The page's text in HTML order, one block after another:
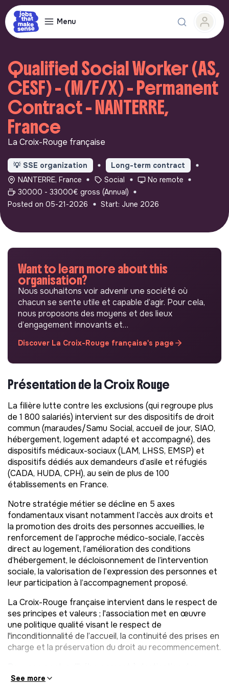
Menu
Qualified Social Worker (AS,
CESF) - (M/F/X) - Permanent
Contract - NANTERRE,
France
La Croix-Rouge française
💡 SSE organization
Long-term contract
NANTERRE, France
Social
No remote
30000 - 33000€ gross (Annual)
Posted on 05-21-2026
Start: June 2026
Want to learn more about this
organisation?
Nous souhaitons voir advenir une société où
chacun se sente utile et capable d’agir. Pour cela,
nous proposons des moyens et des lieux
d’engagement innovants et…
Discover La Croix-Rouge française's page
Présentation de la Croix Rouge
La filière lutte contre les exclusions (qui regroupe plus
de 1 800 salariés) intervient sur des dispositifs de droit
commun (maraudes/Samu Social, accueil de jour, SIAO,
hébergement, logement adapté et accompagné), des
dispositifs médicaux-sociaux (LAM, LHSS, EMSP) et
dispositifs dédiés aux demandeurs d’asile et réfugiés
(CADA, HUDA, CPH), au sein de plus de 100
établissements en France.
Notre stratégie métier se décline en 5 axes
fondamentaux visant notamment l’accès aux droits et
la promotion des droits des personnes accueillies, le
renforcement de l’approche médico-sociale, l’accès
direct au logement, l’amélioration des conditions
d’hébergement, le décloisonnement de l’intervention
sociale, la valorisation de l’expression des personnes et
leur participation à l’accompagnement proposé.
La Croix-Rouge française intervient dans le respect de
ses principes et valeurs ; l'association met en œuvre
une politique qualité visant le respect de
l'inconditionnalité de l’accueil, la continuité des prises en
charge et la préservation du droit au recommencement.
familles et femmes isolées, le Pôle Lutte contre les
See more